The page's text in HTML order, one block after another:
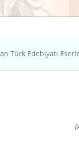
Türk Edebiyatı